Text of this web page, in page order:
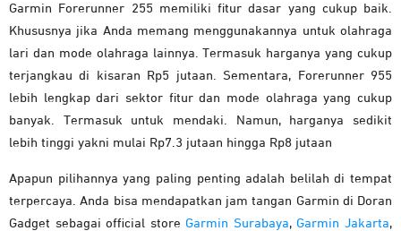
Garmin Forerunner 255 memiliki fitur dasar yang cukup baik.
Khususnya jika Anda memang menggunakannya untuk olahraga
lari dan mode olahraga lainnya. Termasuk harganya yang cukup
terjangkau di kisaran Rp5 jutaan. Sementara, Forerunner 955
lebih lengkap dari sektor fitur dan mode olahraga yang cukup
banyak. Termasuk untuk mendaki. Namun, harganya sedikit
lebih tinggi yakni mulai Rp7.3 jutaan hingga Rp8 jutaan
Apapun pilihannya yang paling penting adalah belilah di tempat
terpercaya. Anda bisa mendapatkan jam tangan Garmin di Doran
Gadget sebagai official store Garmin Surabaya, Garmin Jakarta,